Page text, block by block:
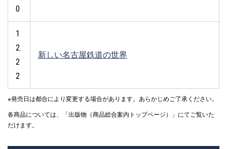
0
1
2.
2
2
新しい名古屋鉄道の世界
※発売日は都合により変更する場合があります。あらかじめご了承ください。
各商品については、「出版物（商品総合案内トップページ）」にてご覧いた
だけます。